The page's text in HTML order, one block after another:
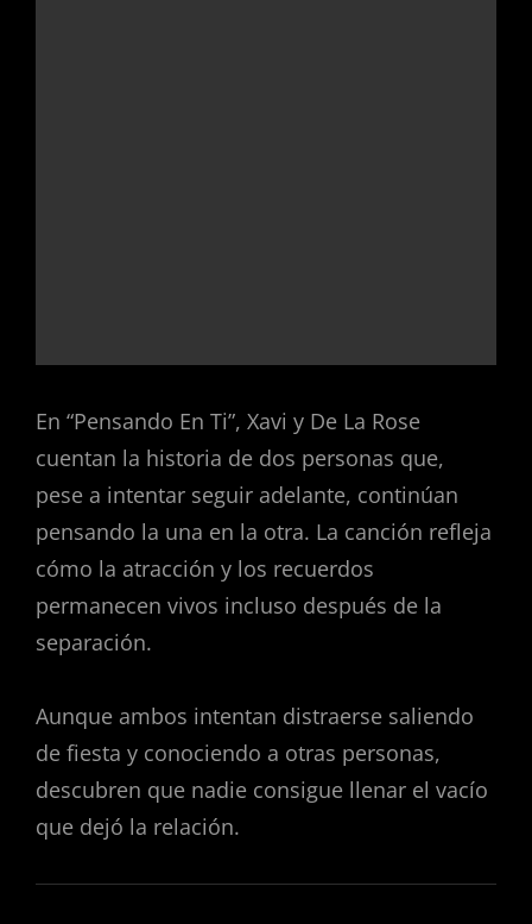
En “Pensando En Ti”, Xavi y De La Rose
cuentan la historia de dos personas que,
pese a intentar seguir adelante, continúan
pensando la una en la otra. La canción refleja
cómo la atracción y los recuerdos
permanecen vivos incluso después de la
separación.
Aunque ambos intentan distraerse saliendo
de fiesta y conociendo a otras personas,
descubren que nadie consigue llenar el vacío
que dejó la relación.